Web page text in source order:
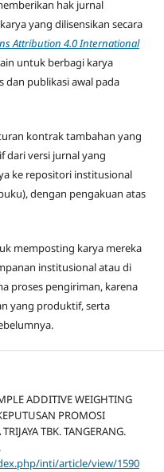
hak jurnal
yang dilisensikan secara
Attribution 4.0 International
untuk berbagi karya
dan publikasi awal pada
kontrak tambahan yang
dari versi jurnal yang
ke repositori institusional
dengan pengakuan atas
memposting karya mereka
institusional atau di
proses pengiriman, karena
yang produktif, serta
ADDITIVE WEIGHTING
PROMOSI
TBK. TANGERANG.
inti/article/view/1590